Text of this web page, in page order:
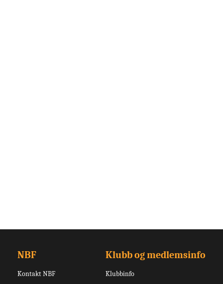
NBF
Kontakt NBF
Klubb og medlemsinfo
Klubbinfo